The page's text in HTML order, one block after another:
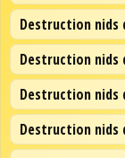
Destruction nids
Destruction nids
Destruction nids
Destruction nids